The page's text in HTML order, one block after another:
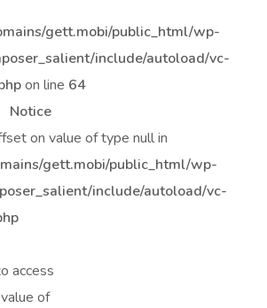
gett.mobi/public_html/wp-
include/autoload/vc-
on line 64
Notice
on value of type null in
gett.mobi/public_html/wp-
include/autoload/vc-
access
of